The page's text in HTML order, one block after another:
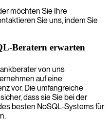
möchten Sie Ihre
Sie uns, indem Sie
Beratern erwarten
von uns
auf eine
vor. Die umfangreiche
dass sie Sie bei der
besten NoSQL-Systems für